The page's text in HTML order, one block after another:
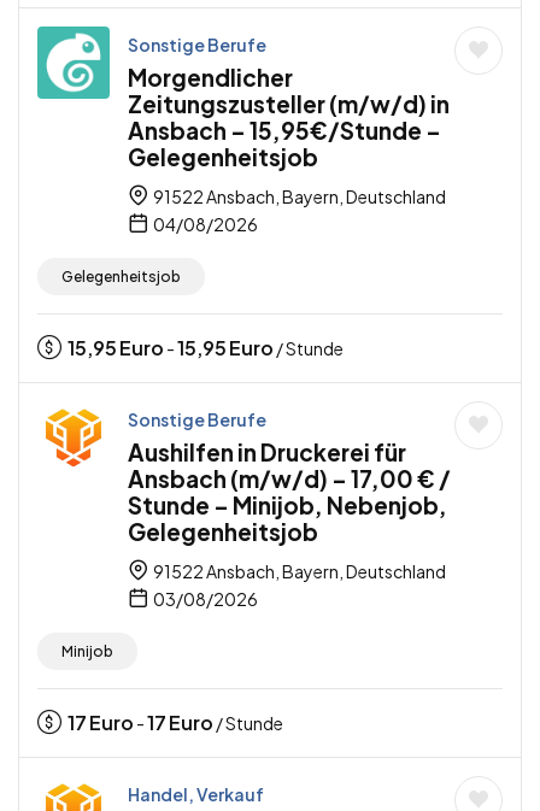
Sonstige Berufe
Morgendlicher
Zeitungszusteller (m/w/d) in
Ansbach – 15,95€/Stunde –
Gelegenheitsjob
91522 Ansbach, Bayern, Deutschland
04/08/2026
Gelegenheitsjob
15,95Euro -15,95Euro / Stunde
Sonstige Berufe
Aushilfen in Druckerei für
Ansbach (m/w/d) – 17,00 € /
Stunde – Minijob, Nebenjob,
Gelegenheitsjob
91522 Ansbach, Bayern, Deutschland
03/08/2026
Minijob
17Euro -17Euro / Stunde
Handel, Verkauf